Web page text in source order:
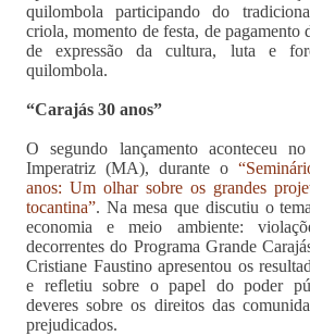
quilombola participando do
criola, momento de festa, de pagamento
de expressão da cultura, luta e
quilombola.
“Carajás 30 anos”
O segundo lançamento aconteceu
Imperatriz (MA), durante o
anos: Um olhar sobre os grandes
tocantina”. Na mesa que discutiu o
economia e meio ambiente:
decorrentes do Programa Grande
Cristiane Faustino apresentou os
e refletiu sobre o papel do poder
deveres sobre os direitos das
prejudicados.